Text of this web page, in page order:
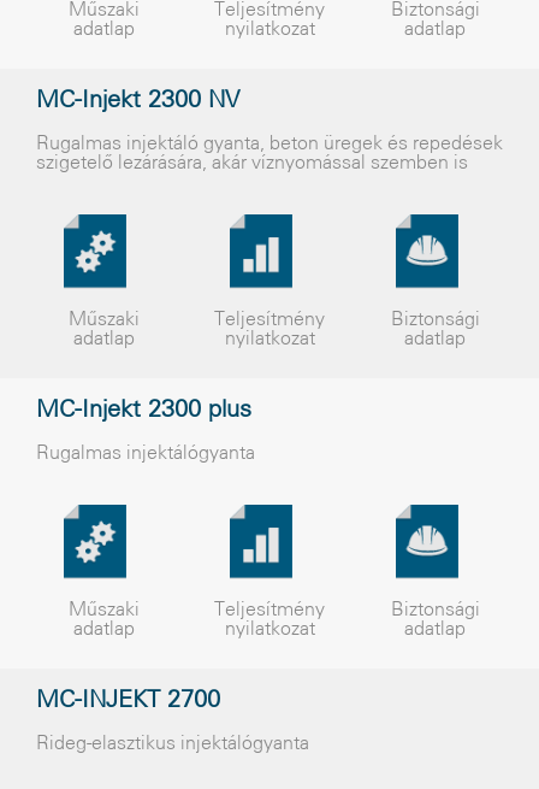
Műszaki
adatlap
Teljesítmény
nyilatkozat
Biztonsági
adatlap
MC-Injekt 2300 NV
Rugalmas injektáló gyanta, beton üregek és repedések
szigetelõ lezárására, akár víznyomással szemben is
Műszaki
adatlap
Teljesítmény
nyilatkozat
Biztonsági
adatlap
MC-Injekt 2300 plus
Rugalmas injektálógyanta
Műszaki
adatlap
Teljesítmény
nyilatkozat
Biztonsági
adatlap
MC-INJEKT 2700
Rideg-elasztikus injektálógyanta